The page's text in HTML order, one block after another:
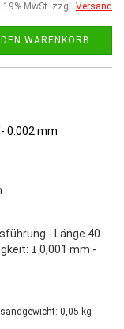
MwSt. zzgl. Versand
WARENKORB
- Länge 40
± 0,001 mm -
0,05 kg